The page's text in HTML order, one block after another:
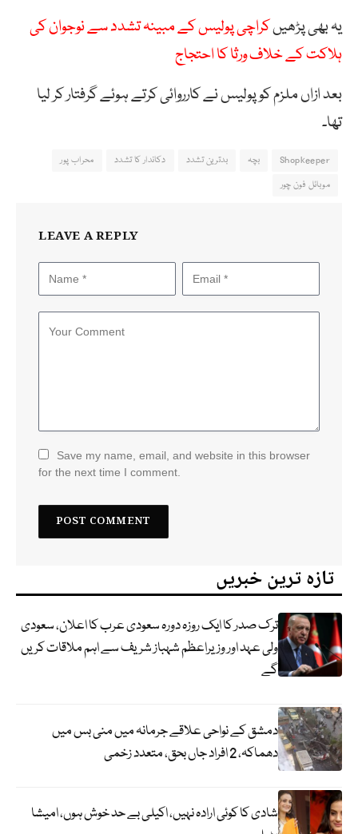
یہ بھی پڑھیںکراچی پولیس کے مبینہ تشدد سے نوجوان کی
ہلاکت کے خلاف ورثا کا احتجاج
بعد ازاں ملزم کو پولیس نے کارروائی کرتے ہوئے گرفتار کر لیا
تھا۔
Shopkeeper بچہ بدترین تشدد دکاندار کا تشدد
محراب پور
موبائل فون چور
LEAVE A REPLY
Save my name, email, and website in this browser
for the next time I comment.
تازہ ترین خبریں
ترک صدر کا ایک روزہ دورہ سعودی عرب کا اعلان، سعودی
ولی عہد اور وزیراعظم شہباز شریف سے اہم ملاقات کریں
گے
دمشق کے نواحی علاقے جرمانہ میں منی بس میں
دھماکہ، 2 افراد جاں بحق، متعدد زخمی
شادی کا کوئی ارادہ نہیں، اکیلی بے حد خوش ہوں، امیشا